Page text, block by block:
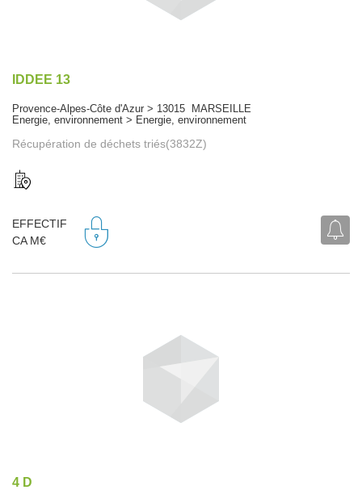
IDDEE 13
Provence-Alpes-Côte d'Azur > 13015 MARSEILLE
Energie, environnement > Energie, environnement
Récupération de déchets triés(3832Z)
EFFECTIF
CA M€
4 D